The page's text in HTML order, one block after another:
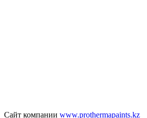
Сайт компании www.prothermapaints.kz